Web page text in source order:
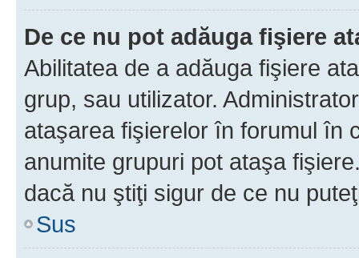
De ce nu pot adăuga fişiere
Abilitatea de a adăuga fişiere
grup, sau utilizator.
ataşarea fişierelor în forumul în
anumite grupuri pot ataşa
dacă nu ştiţi sigur de ce nu
Sus